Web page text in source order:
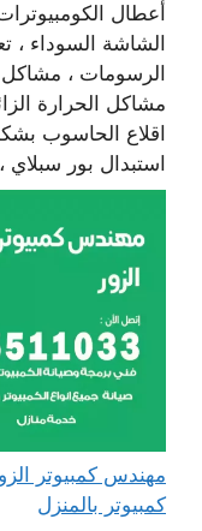
أعطال
الشاشة السوداء
الرسومات ، مشاكل
مشاكل الحرارة
اقلاع الحاسوب
استبدال بور
كمبيوتر بالمنزل